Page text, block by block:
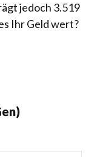
jedoch 3.519
Ihr Geld wert?